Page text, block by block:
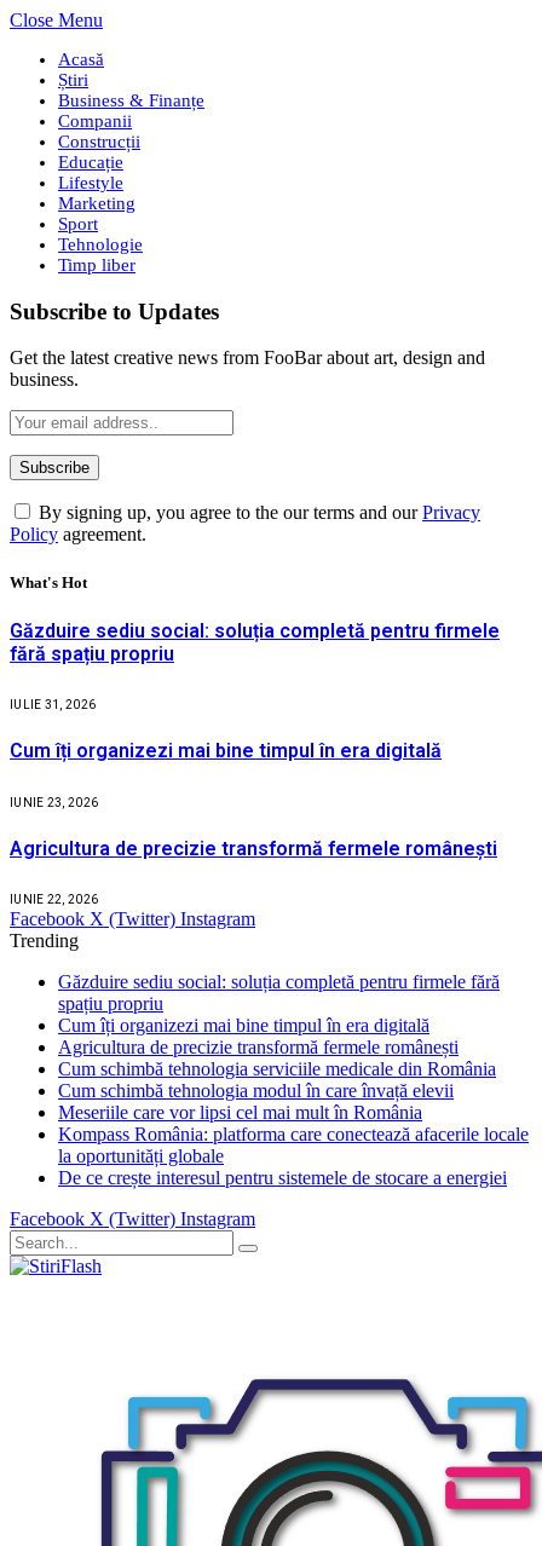
Close Menu
Acasă
Știri
Business & Finanțe
Companii
Construcții
Educație
Lifestyle
Marketing
Sport
Tehnologie
Timp liber
Subscribe to Updates
Get the latest creative news from FooBar about art, design and
business.
By signing up, you agree to the our terms and ourPrivacy
Policy agreement.
What's Hot
Găzduire sediu social: soluția completă pentru firmele
fără spațiu propriu
IULIE 31, 2026
Cum îți organizezi mai bine timpul în era digitală
IUNIE 23, 2026
Agricultura de precizie transformă fermele românești
IUNIE 22, 2026
Facebook X (Twitter) Instagram
Trending
Găzduire sediu social: soluția completă pentru firmele fără
spațiu propriu
Cum îți organizezi mai bine timpul în era digitală
Agricultura de precizie transformă fermele românești
Cum schimbă tehnologia serviciile medicale din România
Cum schimbă tehnologia modul în care învață elevii
Meseriile care vor lipsi cel mai mult în România
Kompass România: platforma care conectează afacerile locale
la oportunități globale
De ce crește interesul pentru sistemele de stocare a energiei
Facebook X (Twitter) Instagram